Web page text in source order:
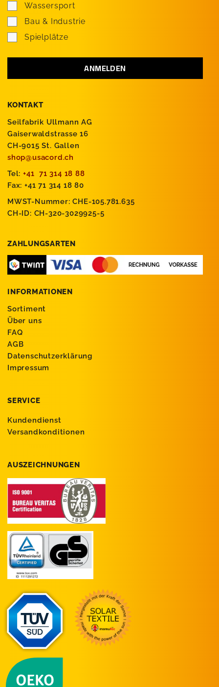
KONTAKT
Seilfabrik Ullmann AG
Gaiserwaldstrasse 16
CH-9015 St. Gallen
shop@usacord.ch
Tel: +41 71 314 18 88
Fax: +41 71 314 18 80
MWST-Nummer: CHE-105.781.635
CH-ID: CH-320-3029925-5
ZAHLUNGSARTEN
INFORMATIONEN
Sortiment
Über uns
FAQ
AGB
Datenschutzerklärung
Impressum
SERVICE
Kundendienst
Versandkonditionen
AUSZEICHNUNGEN
Wassersport
Bau & Industrie
Spielplätze